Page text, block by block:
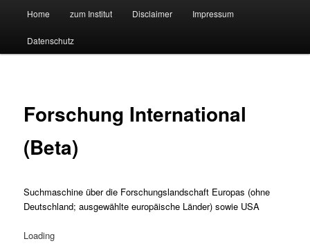
Suchmaschine Forschung und
Zum
primären
springen
Zum
sekundären
springen
Home zum Institut Disclaimer Impressum
Datenschutz
Forschung International
(Beta)
Suchmaschine über die Forschungslandschaft Europas (ohne
Deutschland; ausgewählte europäische Länder) sowie USA
Loading